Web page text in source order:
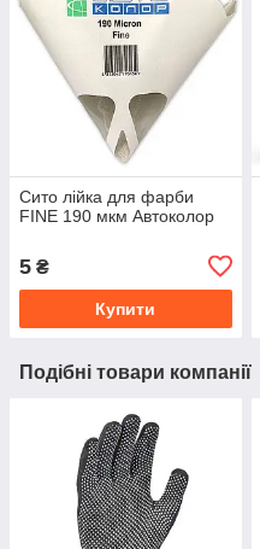
Сито лійка для фарби
FINE 190 мкм Автоколор
5 ₴
Купити
Подібні товари компанії